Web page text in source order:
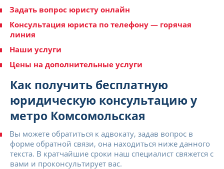
Задать вопрос юристу онлайн
Консультация юриста по телефону — горячая
линия
Наши услуги
Цены на дополнительные услуги
Как получить бесплатную
юридическую консультацию у
метро Комсомольская
Вы можете обратиться к адвокату, задав вопрос в
форме обратной связи, она находиться ниже данного
текста. В кратчайшие сроки наш специалист свяжется с
вами и проконсультирует вас.